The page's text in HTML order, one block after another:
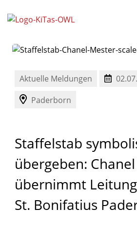
Aktuelle Meldungen
Paderborn
Staffelstab
übergeben: Chanel
übernimmt Leitung
St. Bonifatius